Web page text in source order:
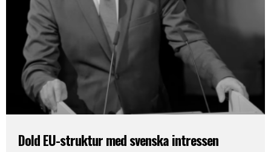
Dold EU-struktur med svenska intressen